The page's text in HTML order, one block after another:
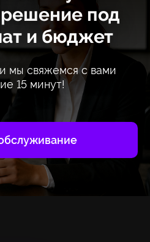
под
и бюджет
и мы свяжемся с вами
15 минут!